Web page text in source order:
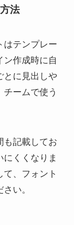
法
はテンプレー
ン作成時に自
とに見出しや
ームで使う
も記載してお
にくくなりま
、フォント
い。